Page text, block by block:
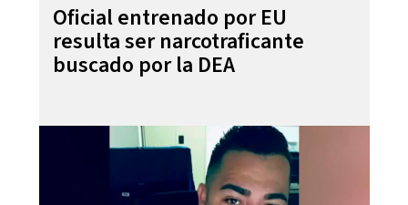
Oficial entrenado por EU
resulta ser narcotraficante
buscado por la DEA